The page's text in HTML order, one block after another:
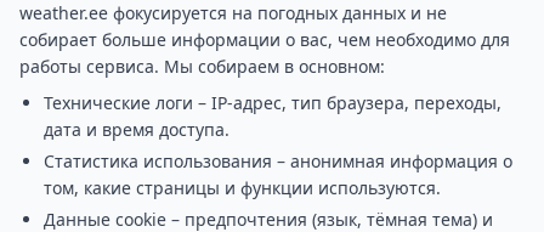
weather.ee фокусируется на погодных данных и не
собирает больше информации о вас, чем необходимо для
работы сервиса. Мы собираем в основном:
Технические логи – IP-адрес, тип браузера, переходы,
дата и время доступа.
Статистика использования – анонимная информация о
том, какие страницы и функции используются.
Данные cookie – предпочтения (язык, тёмная тема) и